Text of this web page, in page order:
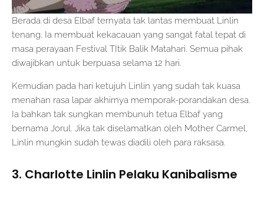
Berada di desa Elbaf ternyata tak lantas membuat Linlin
tenang. Ia membuat kekacauan yang sangat fatal tepat di
masa perayaan Festival TItik Balik Matahari. Semua pihak
diwajibkan untuk berpuasa selama 12 hari.
Kemudian pada hari ketujuh Linlin yang sudah tak kuasa
menahan rasa lapar akhirnya memporak-porandakan desa.
Ia bahkan tak sungkan membunuh tetua Elbaf yang
bernama Jorul. Jika tak diselamatkan oleh Mother Carmel,
Linlin mungkin sudah tewas diadili oleh para raksasa.
3. Charlotte Linlin Pelaku Kanibalisme